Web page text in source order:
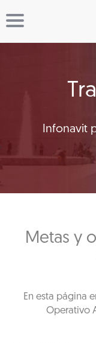
Infonavit
Metas y
En esta página
Operativo